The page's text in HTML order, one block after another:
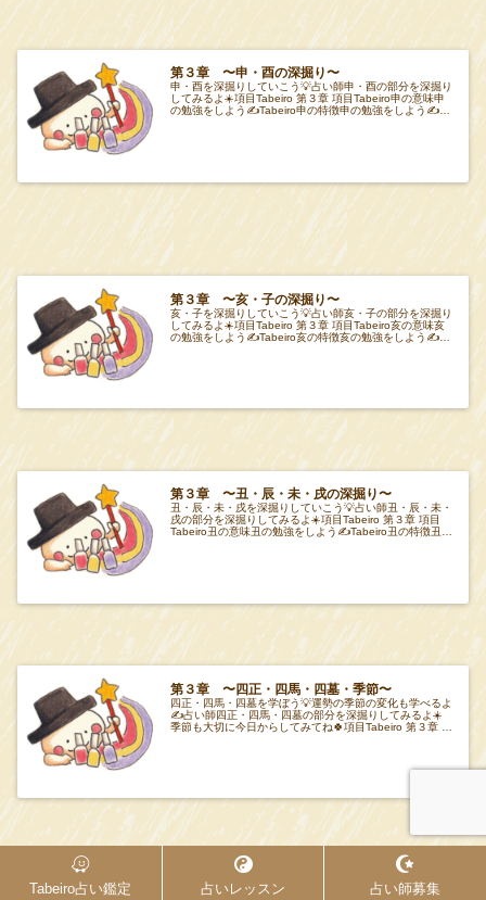
第３章 〜申・酉の深掘り〜
申・酉を深掘りしていこう💡占い師申・酉の部分を深掘り
してみるよ☀️項目Tabeiro 第３章 項目Tabeiro申の意味申
の勉強をしよう✍️Tabeiro申の特徴申の勉強をしよう✍️
第３章 〜亥・子の深掘り〜
亥・子を深掘りしていこう💡占い師亥・子の部分を深掘り
してみるよ☀️項目Tabeiro 第３章 項目Tabeiro亥の意味亥
の勉強をしよう✍️Tabeiro亥の特徴亥の勉強をしよう✍️
第３章 〜丑・辰・未・戌の深掘り〜
丑・辰・未・戌を深掘りしていこう💡占い師丑・辰・未・
戌の部分を深掘りしてみるよ☀️項目Tabeiro 第３章 項目
Tabeiro丑の意味丑の勉強をしよう✍️Tabeiro丑の特徴丑の
第３章 〜四正・四馬・四墓・季節〜
四正・四馬・四墓を学ぼう💡運勢の季節の変化も学べるよ
✍️占い師四正・四馬・四墓の部分を深掘りしてみるよ☀️
季節も大切に今日からしてみてね🍀項目Tabeiro 第３章 項
Tabeiro占い鑑定 占いレッスン 占い師募集